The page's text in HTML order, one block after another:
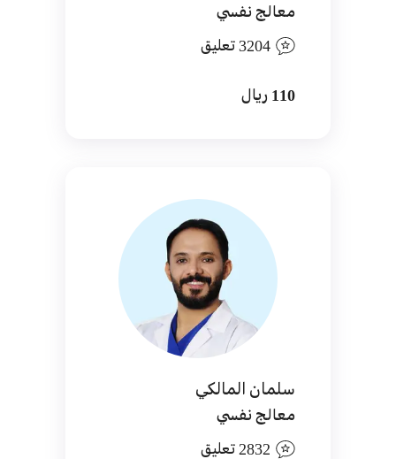
معالج نفسي
3204 تعليق
110 ريال
سلمان المالكي
معالج نفسي
2832 تعليق